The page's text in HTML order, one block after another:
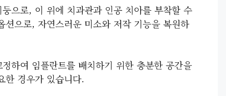
으로, 이 위에 치과관과 인공 치아를 부착할 수
으로, 자연스러운 미소와 저작 기능을 복원하
하여 임플란트를 배치하기 위한 충분한 공간을
한 경우가 있습니다.